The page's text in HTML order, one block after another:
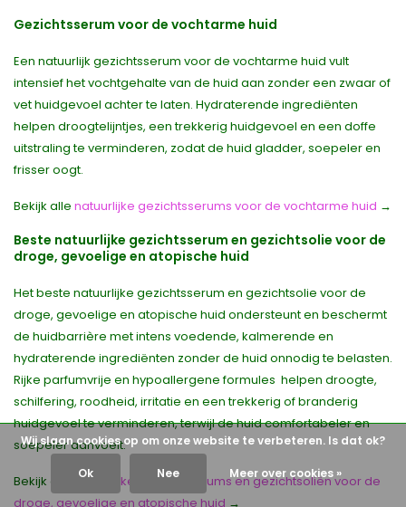
Gezichtsserum voor de vochtarme huid
Een natuurlijk gezichtsserum voor de vochtarme huid vult
intensief het vochtgehalte van de huid aan zonder een zwaar of
vet huidgevoel achter te laten. Hydraterende ingrediënten
helpen droogtelijntjes, een trekkerig huidgevoel en een doffe
uitstraling te verminderen, zodat de huid gladder, soepeler en
frisser oogt.
Bekijk alle natuurlijke gezichtsserums voor de vochtarme huid →
Beste natuurlijke gezichtsserum en gezichtsolie voor de
droge, gevoelige en atopische huid
Het beste natuurlijke gezichtsserum en gezichtsolie voor de
droge, gevoelige en atopische huid ondersteunt en beschermt
de huidbarrière met intens voedende, kalmerende en
hydraterende ingrediënten zonder de huid onnodig te belasten.
Rijke parfumvrije en hypoallergene formules helpen droogte,
schilfering, roodheid, irritatie en een trekkerig of branderig
huidgevoel te verminderen, terwijl de huid comfortabeler en
soepeler aanvoelt.
Bekijk alle
natuurlijke gezichtsserums en gezichtsoliën voor de
droge, gevoelige en atopische huid →
Wij slaan cookies op om onze website te verbeteren. Is dat ok?
Ok Nee Meer over cookies »